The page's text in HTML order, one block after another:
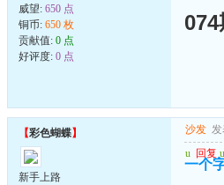
威望: 650 点
铜币: 650 枚
贡献值: 0 点
好评度: 0 点
074
【彩色蝴蝶】
新手上路
沙发 发
u 回复 u
一个